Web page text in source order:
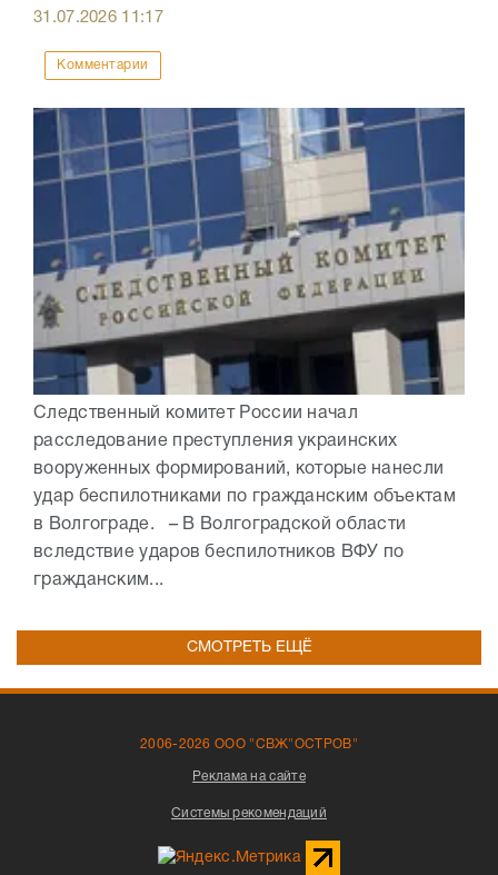
31.07.2026 11:17
Комментарии
Следственный комитет России начал
расследование преступления украинских
вооруженных формирований, которые нанесли
удар беспилотниками по гражданским объектам
в Волгограде. – В Волгоградской области
вследствие ударов беспилотников ВФУ по
гражданским...
СМОТРЕТЬ ЕЩЁ
2006-2026 ООО "СВЖ"ОСТРОВ"
Реклама на сайте
Системы рекомендаций